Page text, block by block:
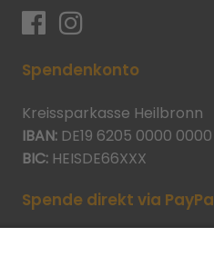
Spendenkonto
Kreissparkasse Heilbronn
IBAN: DE19 6205 0000
BIC: HEISDE66XXX
Spende direkt via